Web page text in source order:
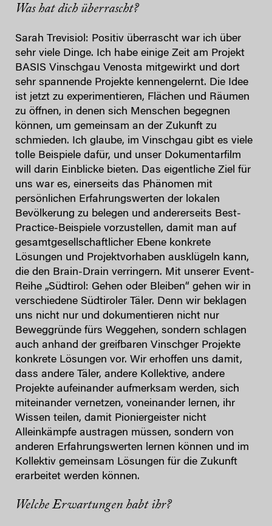
Was hat dich überrascht?
Sarah Trevisiol: Positiv überrascht war ich über
sehr viele Dinge. Ich habe einige Zeit am Projekt
BASIS Vinschgau Venosta mitgewirkt und dort
sehr spannende Projekte kennengelernt. Die Idee
ist jetzt zu experimentieren, Flächen und Räumen
zu öffnen, in denen sich Menschen begegnen
können, um gemeinsam an der Zukunft zu
schmieden. Ich glaube, im Vinschgau gibt es viele
tolle Beispiele dafür, und unser Dokumentarfilm
will darin Einblicke bieten. Das eigentliche Ziel für
uns war es, einerseits das Phänomen mit
persönlichen Erfahrungswerten der lokalen
Bevölkerung zu belegen und andererseits Best-
Practice-Beispiele vorzustellen, damit man auf
gesamtgesellschaftlicher Ebene konkrete
Lösungen und Projektvorhaben ausklügeln kann,
die den Brain-Drain verringern. Mit unserer Event-
Reihe „Südtirol: Gehen oder Bleiben“ gehen wir in
verschiedene Südtiroler Täler. Denn wir beklagen
uns nicht nur und dokumentieren nicht nur
Beweggründe fürs Weggehen, sondern schlagen
auch anhand der greifbaren Vinschger Projekte
konkrete Lösungen vor. Wir erhoffen uns damit,
dass andere Täler, andere Kollektive, andere
Projekte aufeinander aufmerksam werden, sich
miteinander vernetzen, voneinander lernen, ihr
Wissen teilen, damit Pioniergeister nicht
Alleinkämpfe austragen müssen, sondern von
anderen Erfahrungswerten lernen können und im
Kollektiv gemeinsam Lösungen für die Zukunft
erarbeitet werden können.
Welche Erwartungen habt ihr?